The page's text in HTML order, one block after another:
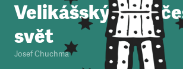
Velikášský malý
svět
Josef Chuchma